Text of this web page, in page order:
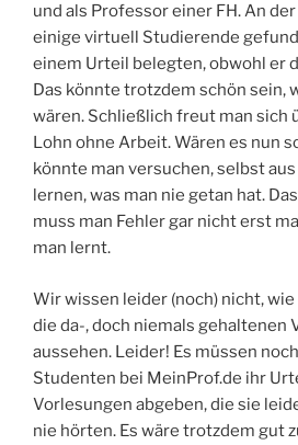
und als Professor einer FH. An
einige virtuell Studierende
einem Urteil belegten, obwohl er
Das könnte trotzdem schön sein,
wären. Schließlich freut man sich
Lohn ohne Arbeit. Wären es nun
könnte man versuchen, selbst
lernen, was man nie getan hat.
muss man Fehler gar nicht erst
man lernt.
Wir wissen leider (noch) nicht,
die da-, doch niemals gehaltenen
aussehen. Leider! Es müssen
Studenten bei MeinProf.de ihr
Vorlesungen abgeben, die sie
nie hörten. Es wäre trotzdem gut